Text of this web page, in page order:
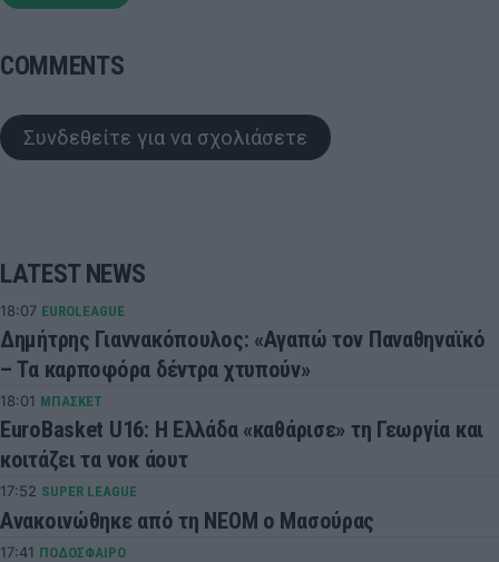
COMMENTS
Συνδεθείτε για να σχολιάσετε
LATEST NEWS
18:07 EUROLEAGUE
Δημήτρης Γιαννακόπουλος: «Αγαπώ τον Παναθηναϊκό
– Τα καρποφόρα δέντρα χτυπούν»
18:01 ΜΠΑΣΚΕΤ
EuroBasket U16: Η Ελλάδα «καθάρισε» τη Γεωργία και
κοιτάζει τα νοκ άουτ
17:52 SUPER LEAGUE
Ανακοινώθηκε από τη ΝΕΟΜ ο Μασούρας
17:41 ΠΟΔΟΣΦΑΙΡΟ